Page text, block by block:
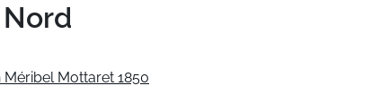
Méribel Mottaret 1850